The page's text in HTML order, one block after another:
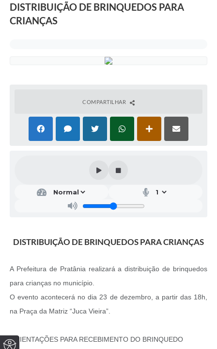
DISTRIBUIÇÃO DE BRINQUEDOS PARA
CRIANÇAS
COMPARTILHAR
DISTRIBUIÇÃO DE BRINQUEDOS PARA CRIANÇAS
A Prefeitura de Pratânia realizará a distribuição de brinquedos
para crianças no município.
O evento acontecerá no dia 23 de dezembro, a partir das 18h,
na Praça da Matriz “Juca Vieira”.
ORIENTAÇÕES PARA RECEBIMENTO DO BRINQUEDO